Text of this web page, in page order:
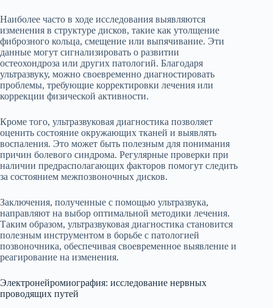
Наиболее часто в ходе исследования выявляются
изменения в структуре дисков, такие как утолщение
фиброзного кольца, смещение или выпячивание. Эти
данные могут сигнализировать о развитии
остеохондроза или других патологий. Благодаря
ультразвуку, можно своевременно диагностировать
проблемы, требующие корректировки лечения или
коррекции физической активности.
Кроме того, ультразвуковая диагностика позволяет
оценить состояние окружающих тканей и выявлять
воспаления. Это может быть полезным для понимания
причин болевого синдрома. Регулярные проверки при
наличии предрасполагающих факторов помогут следить
за состоянием межпозвоночных дисков.
Заключения, полученные с помощью ультразвука,
направляют на выбор оптимальной методики лечения.
Таким образом, ультразвуковая диагностика становится
полезным инструментом в борьбе с патологией
позвоночника, обеспечивая своевременное выявление и
реагирование на изменения.
Электронейромиография: исследование нервных
проводящих путей